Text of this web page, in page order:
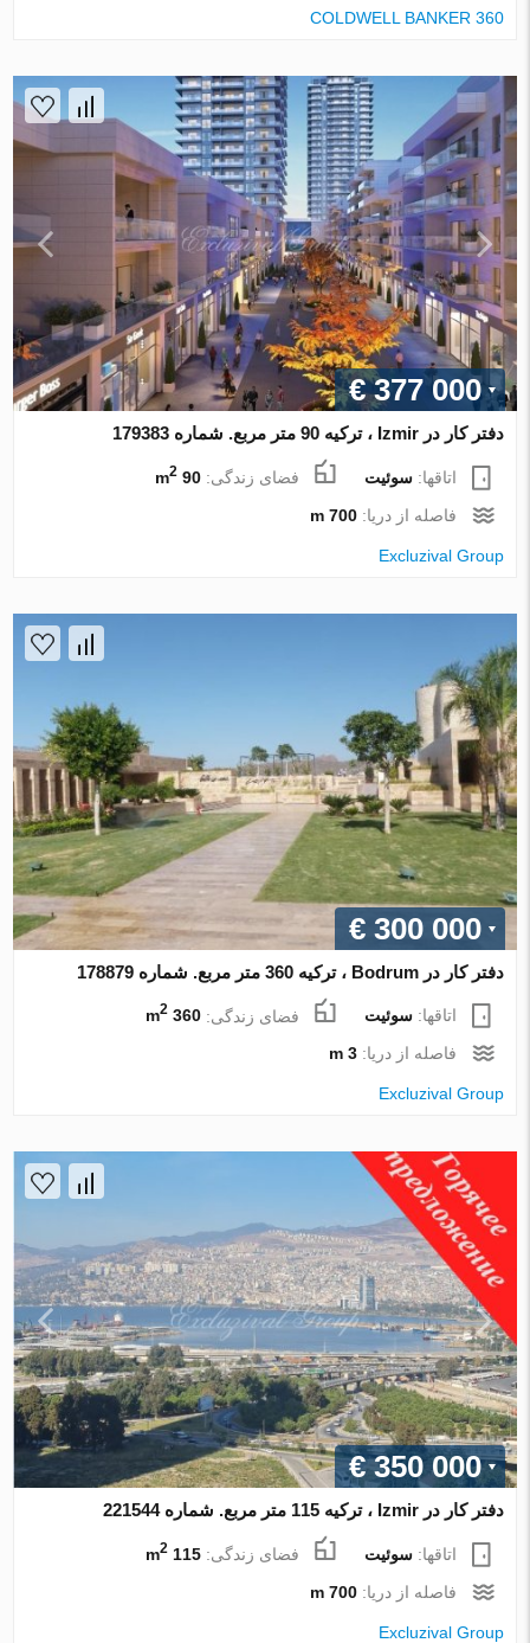
COLDWELL BANKER 360
€ 377 000
دفتر کار در Izmir ، ترکیه 90 متر مربع. شماره 179383
اتاقها:سوئیت فضای زندگی:90 m
2
فاصله از دریا:700 m
Excluzival Group
€ 300 000
دفتر کار در Bodrum ، ترکیه 360 متر مربع. شماره 178879
اتاقها:سوئیت فضای زندگی:360 m
2
فاصله از دریا:3 m
Excluzival Group
€ 350 000
دفتر کار در Izmir ، ترکیه 115 متر مربع. شماره 221544
اتاقها:سوئیت فضای زندگی:115 m
2
فاصله از دریا:700 m
Excluzival Group